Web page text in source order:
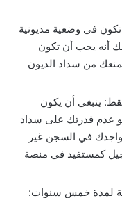
في وضعية مديونية
أنه يجب أن تكون
من سداد الديون
ينبغي أن يكون
عدم قدرتك على سداد
في السجن غير
كمستفيد في منصة
لمدة خمس سنوات: